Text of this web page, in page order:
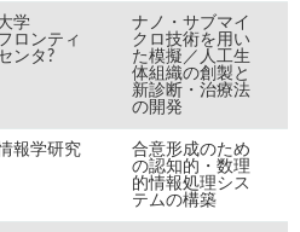
学
ロンティ
ンタ?
ナノ・サブマイ
クロ技術を用い
た模擬／人工生
体組織の創製と
新診断・治療法
の開発
報学研究
合意形成のため
の認知的・数理
的情報処理シス
テムの構築